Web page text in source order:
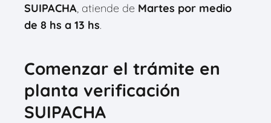
SUIPACHA, atiende de Martes por medio
de 8 hs a 13 hs.
Comenzar el trámite en
planta verificación
SUIPACHA